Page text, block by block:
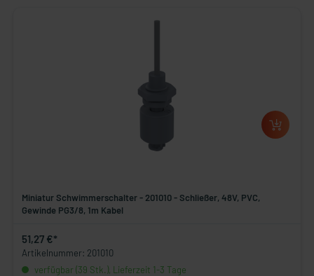
Miniatur Schwimmerschalter - 201010 - Schließer, 48V, PVC,
Gewinde PG3/8, 1m Kabel
51,27 €*
Artikelnummer: 201010
verfügbar (39 Stk.), Lieferzeit 1-3 Tage